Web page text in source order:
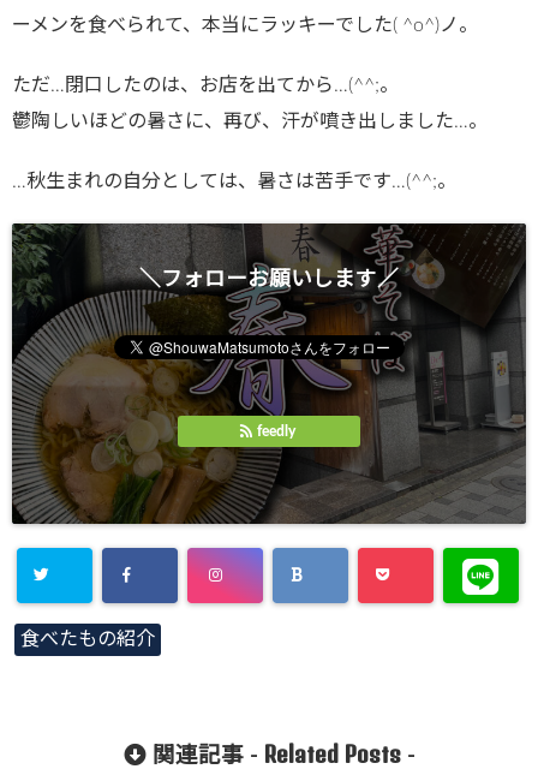
ーメンを食べられて、本当にラッキーでした( ^o^)ノ。
ただ…閉口したのは、お店を出てから…(^^;。
鬱陶しいほどの暑さに、再び、汗が噴き出しました…。
…秋生まれの自分としては、暑さは苦手です…(^^;。
＼フォローお願いします／
feedly
食べたもの紹介
関連記事 - Related Posts-